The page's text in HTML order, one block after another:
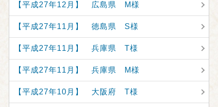
【平成27年12月】 広島県 M様
【平成27年11月】 徳島県 S様
【平成27年11月】 兵庫県 T様
【平成27年11月】 兵庫県 M様
【平成27年10月】 大阪府 T様